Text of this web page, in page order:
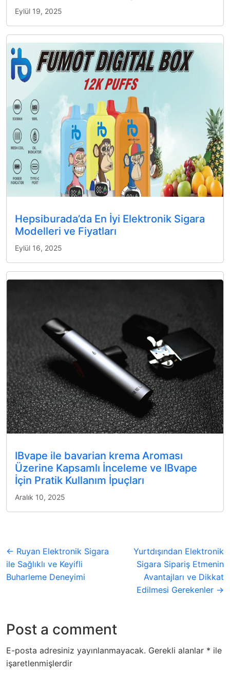
Eylül 19, 2025
Hepsiburada’da En İyi Elektronik Sigara
Modelleri ve Fiyatları
Eylül 16, 2025
IBvape ile bavarian krema Aroması
Üzerine Kapsamlı İnceleme ve IBvape
İçin Pratik Kullanım İpuçları
Aralık 10, 2025
← Ruyan Elektronik Sigara
ile Sağlıklı ve Keyifli
Buharleme Deneyimi
Yurtdışından Elektronik
Sigara Sipariş Etmenin
Avantajları ve Dikkat
Edilmesi Gerekenler →
Post a comment
E-posta adresiniz yayınlanmayacak. Gerekli alanlar * ile
işaretlenmişlerdir